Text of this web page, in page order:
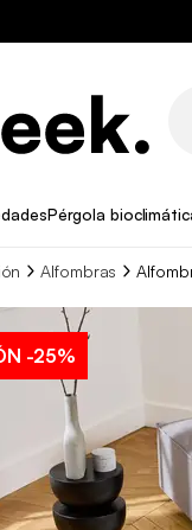
Pérgola
Alfombras
-25%